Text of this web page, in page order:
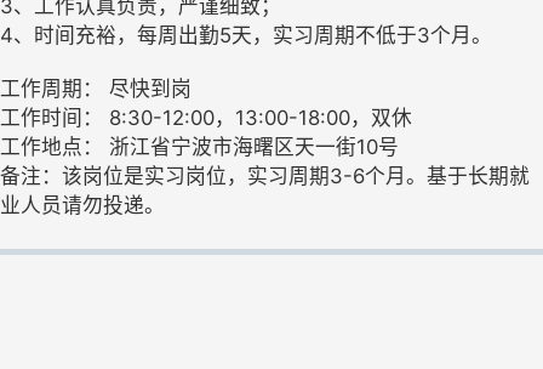
3、工作认真负责，严谨细致；
4、时间充裕，每周出勤5天，实习周期不低于3个月。
工作周期： 尽快到岗
工作时间： 8:30-12:00，13:00-18:00，双休
工作地点： 浙江省宁波市海曙区天一街10号
备注：该岗位是实习岗位，实习周期3-6个月。基于长期就
业人员请勿投递。